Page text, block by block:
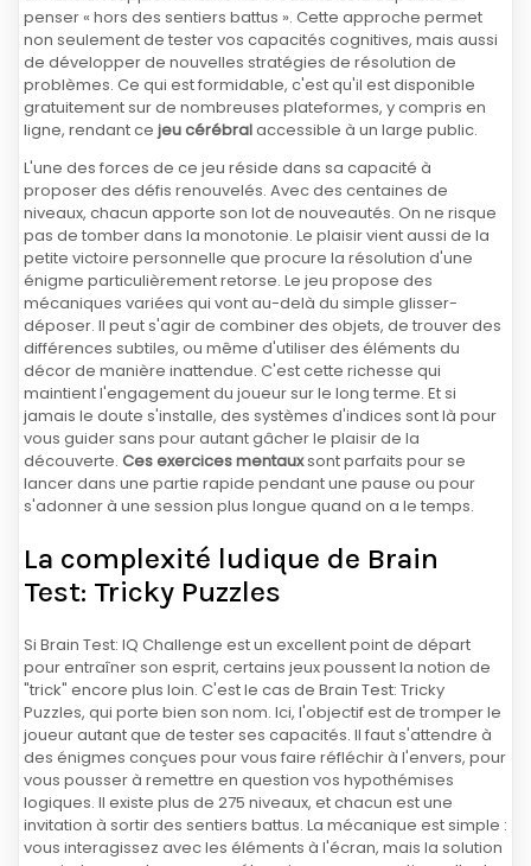
penser « hors des sentiers battus ». Cette approche permet
non seulement de tester vos capacités cognitives, mais aussi
de développer de nouvelles stratégies de résolution de
problèmes. Ce qui est formidable, c'est qu'il est disponible
gratuitement sur de nombreuses plateformes, y compris en
ligne, rendant ce jeu cérébralaccessible à un large public.
L'une des forces de ce jeu réside dans sa capacité à
proposer des défis renouvelés. Avec des centaines de
niveaux, chacun apporte son lot de nouveautés. On ne risque
pas de tomber dans la monotonie. Le plaisir vient aussi de la
petite victoire personnelle que procure la résolution d'une
énigme particulièrement retorse. Le jeu propose des
mécaniques variées qui vont au-delà du simple glisser-
déposer. Il peut s'agir de combiner des objets, de trouver des
différences subtiles, ou même d'utiliser des éléments du
décor de manière inattendue. C'est cette richesse qui
maintient l'engagement du joueur sur le long terme. Et si
jamais le doute s'installe, des systèmes d'indices sont là pour
vous guider sans pour autant gâcher le plaisir de la
découverte. Ces exercices mentauxsont parfaits pour se
lancer dans une partie rapide pendant une pause ou pour
s'adonner à une session plus longue quand on a le temps.
La complexité ludique de Brain
Test: Tricky Puzzles
Si Brain Test: IQ Challenge est un excellent point de départ
pour entraîner son esprit, certains jeux poussent la notion de
"trick" encore plus loin. C'est le cas de Brain Test: Tricky
Puzzles, qui porte bien son nom. Ici, l'objectif est de tromper le
joueur autant que de tester ses capacités. Il faut s'attendre à
des énigmes conçues pour vous faire réfléchir à l'envers, pour
vous pousser à remettre en question vos hypothémises
logiques. Il existe plus de 275 niveaux, et chacun est une
invitation à sortir des sentiers battus. La mécanique est simple :
vous interagissez avec les éléments à l'écran, mais la solution